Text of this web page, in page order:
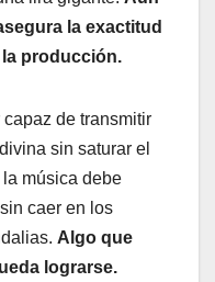
la exactitud
producción.
de transmitir
sin saturar el
música debe
caer en los
Algo que
lograrse.